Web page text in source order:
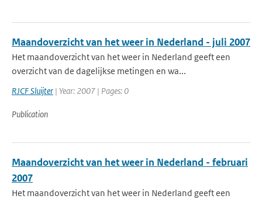
Maandoverzicht van het weer in Nederland - juli 2007
Het maandoverzicht van het weer in Nederland geeft een
overzicht van de dagelijkse metingen en wa...
RJCF Sluijter | Year: 2007 | Pages: 0
Publication
Maandoverzicht van het weer in Nederland - februari
2007
Het maandoverzicht van het weer in Nederland geeft een